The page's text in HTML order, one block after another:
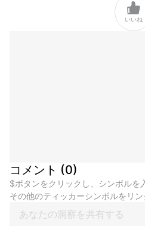

いいね
コメント (0)
$ボタンをクリックし、シンボルを
その他のティッカーシンボルをリン